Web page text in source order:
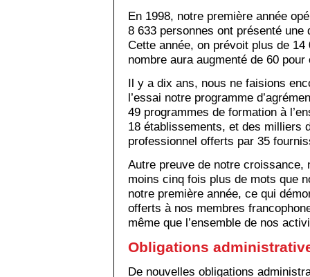
En 1998, notre première année
8 633 personnes ont présenté une
Cette année, on prévoit plus de
nombre aura augmenté de 60 pour
Il y a dix ans, nous ne faisions
l’essai notre programme
49 programmes de formation à
18 établissements, et des milliers
professionnel offerts par 35
Autre preuve de notre croissance,
moins cinq fois plus de mots que
notre première année, ce qui
offerts à nos membres
même que l’ensemble de nos
Obligations
De nouvelles obligations